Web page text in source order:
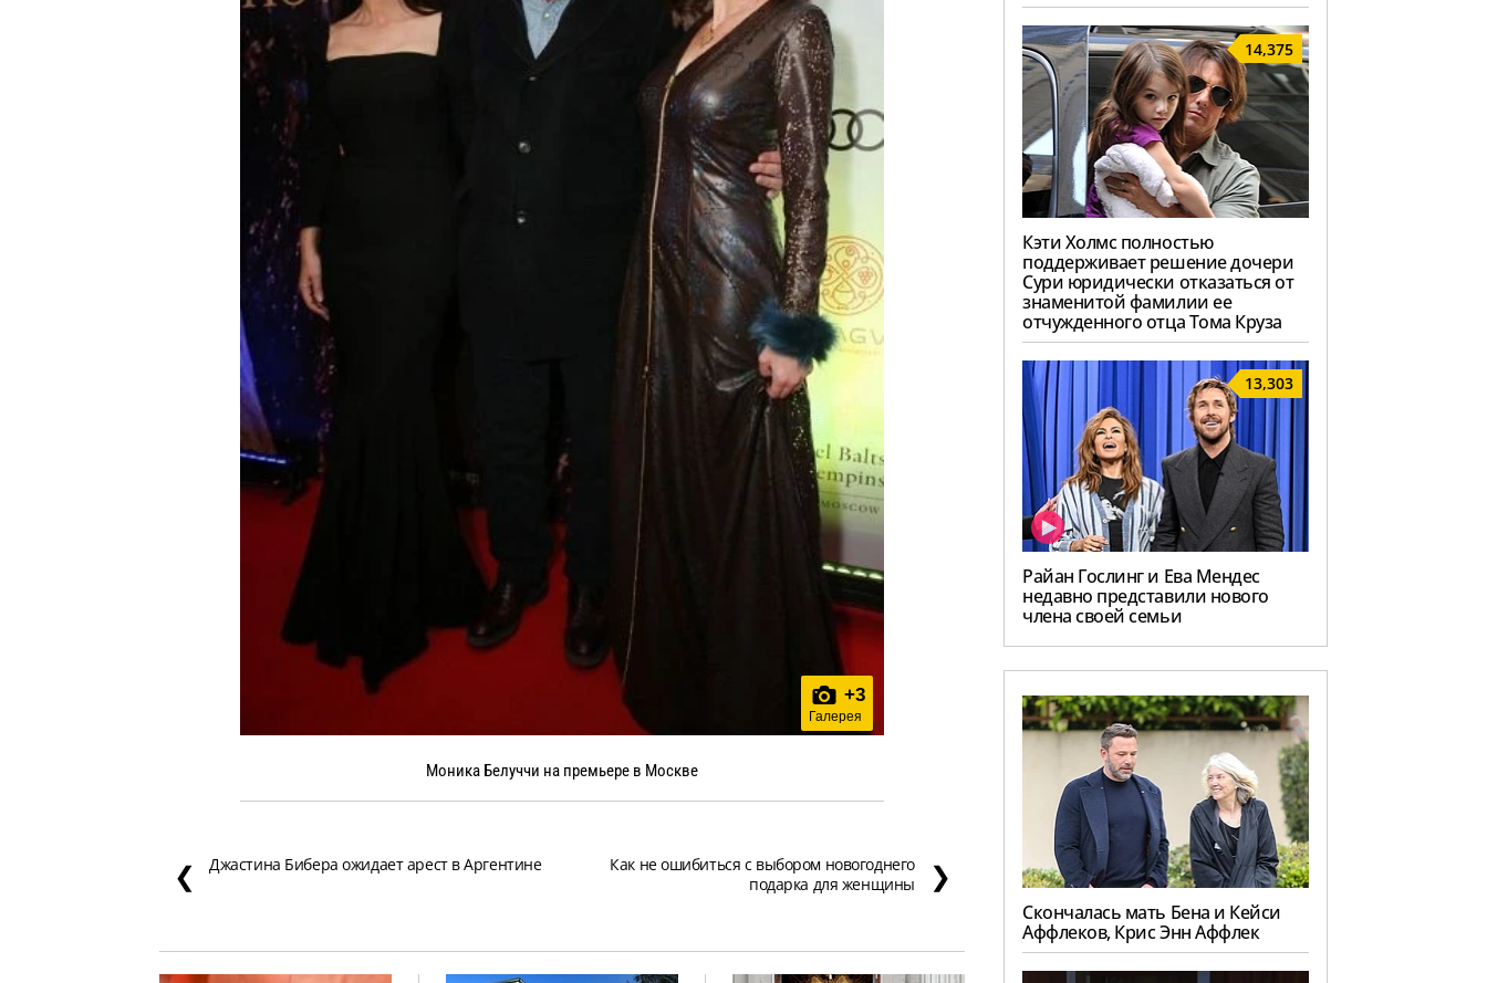
+3
Галерея
Моника Белуччи на премьере в Москве
❮ Джастина Бибера ожидает арест в Аргентине
Как не ошибиться с выбором новогоднего
подарка для женщины
❯
14,375
Кэти Холмс полностью
поддерживает решение дочери
Сури юридически отказаться от
знаменитой фамилии ее
отчужденного отца Тома Круза
13,303
Райан Гослинг и Ева Мендес
недавно представили нового
члена своей семьи
Скончалась мать Бена и Кейси
Аффлеков, Крис Энн Аффлек